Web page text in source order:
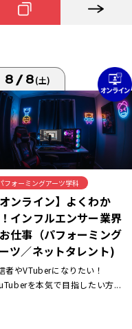
8/8(土)
フォーミングアーツ学科
オンライン】よくわか
インフルエンサー業界
仕事（パフォーミング
ツ／ネットタレント)
者やVTuberになりたい！
を本気で目指したい方...